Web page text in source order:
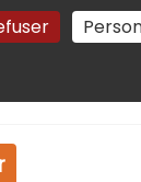
des cookies